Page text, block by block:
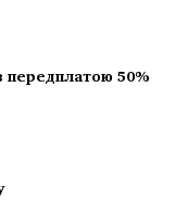
передплатою 50%